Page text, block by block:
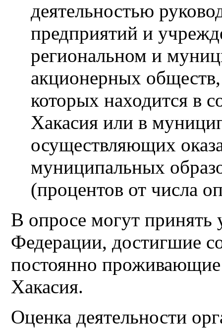
деятельностью
предприятий и
региональном и
акционерных
которых находится в
Хакасия или в
осуществляющих
муниципальных
(процентов от числа
В опросе могут принять
Федерации, достигшие
постоянно
Хакасия.
Оценка деятельности